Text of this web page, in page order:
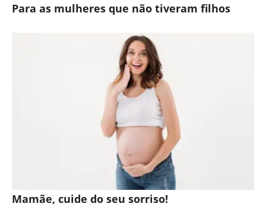
Para as mulheres que não tiveram filhos
Mamãe, cuide do seu sorriso!